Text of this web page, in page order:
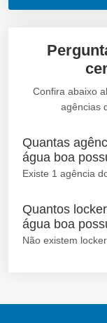
Confira abaixo
agências
Quantas
água boa
Existe 1 agência
Quantos
água boa
Não existem